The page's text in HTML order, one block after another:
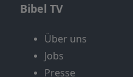
Bibel TV
Über uns
Jobs
Presse